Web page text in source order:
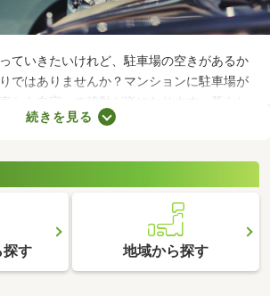
ていきたいけれど、駐車場の空きがあるか
ではありませんか？マンションに駐車場が
から自宅への移動が楽になります。暮らし
ントなので、購入前に必ず駐車場の空きが
します。
続きを見る
探す 地域から探す